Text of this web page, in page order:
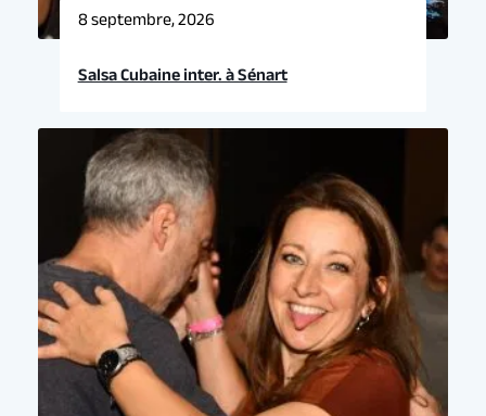
8 septembre, 2026
Salsa Cubaine inter. à Sénart